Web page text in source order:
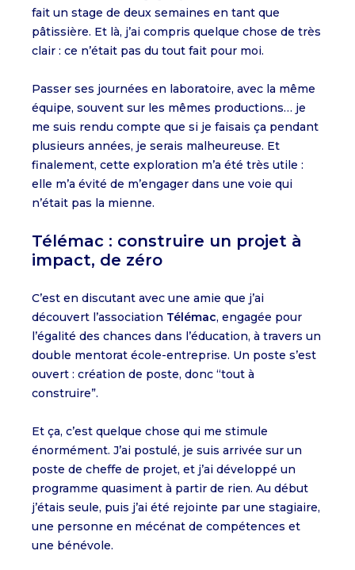
fait un stage de deux semaines en tant que
pâtissière. Et là, j’ai compris quelque chose de très
clair : ce n’était pas du tout fait pour moi.
Passer ses journées en laboratoire, avec la même
équipe, souvent sur les mêmes productions… je
me suis rendu compte que si je faisais ça pendant
plusieurs années, je serais malheureuse. Et
finalement, cette exploration m’a été très utile :
elle m’a évité de m’engager dans une voie qui
n’était pas la mienne.
Télémac : construire un projet à
impact, de zéro
C’est en discutant avec une amie que j’ai
découvert l’association Télémac, engagée pour
l’égalité des chances dans l’éducation, à travers un
double mentorat école-entreprise. Un poste s’est
ouvert : création de poste, donc “tout à
construire”.
Et ça, c’est quelque chose qui me stimule
énormément. J’ai postulé, je suis arrivée sur un
poste de cheffe de projet, et j’ai développé un
programme quasiment à partir de rien. Au début
j’étais seule, puis j’ai été rejointe par une stagiaire,
une personne en mécénat de compétences et
une bénévole.